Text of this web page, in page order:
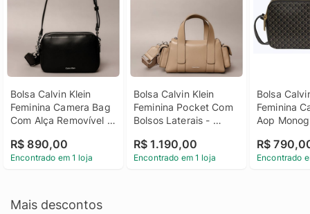
Bolsa Calvin Klein
Feminina Camera Bag
Com Alça Removível -
Klein Feminina
Camera Bag Com
R$ 890,00
Encontrado em 1 loja
Bolsa Calvin Klein
Feminina Pocket Com
Bolsos Laterais -
Klein Feminina Pocket
Com Bolsos Laterais
R$ 1.190,00
Encontrado em 1 loja
Bolsa
Feminina
Aop
Klein
Camera
R$
Encontrado
Mais descontos